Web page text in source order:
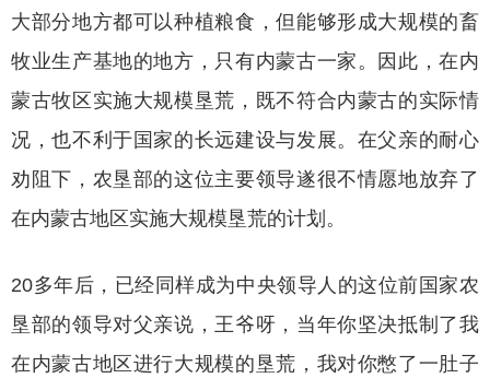
大部分地方都可以种植粮食，但能够形成大规模的畜
牧业生产基地的地方，只有内蒙古一家。因此，在内
蒙古牧区实施大规模垦荒，既不符合内蒙古的实际情
况，也不利于国家的长远建设与发展。在父亲的耐心
劝阻下，农垦部的这位主要领导遂很不情愿地放弃了
在内蒙古地区实施大规模垦荒的计划。
20多年后，已经同样成为中央领导人的这位前国家农
垦部的领导对父亲说，王爷呀，当年你坚决抵制了我
在内蒙古地区进行大规模的垦荒，我对你憋了一肚子